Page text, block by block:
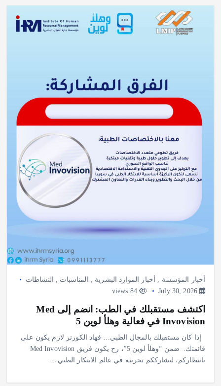
أخبار المؤسسة , أخبار الموارد البشرية , المناسبات ,
النشاطات
July 30, 2026
84 views
اكتشف مستقبلك في الطب: انضم إلى Med
Invovision في فعالية وهلأ لوين 5
‎ إذا كان مستقبلك بالمجال الطبي… فهاد الكورنر لازم يكون على
قائمتك. ‎ ‎ضمن “وهلأ لوين 5″، رح يكون فريق Med Invovision
بانتظاركم، ليشارككم تجربته في عالم الابتكار الطبي،…